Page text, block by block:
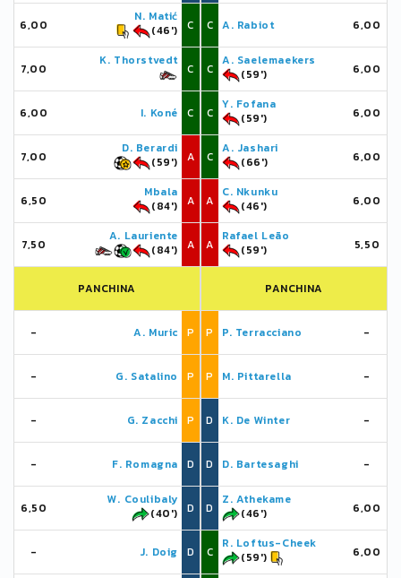
6,00
N. Matić
(46')
C
7,00
K. Thorstvedt
C
6,00 I. Koné C
7,00
D. Berardi
(59')
A
6,50
Mbala
(84')
A
7,50
A. Lauriente
(84')
A
PANCHINA
- A. Muric P
- G. Satalino P
- G. Zacchi P
- F. Romagna D
6,50
W. Coulibaly
(40')
D
- J. Doig D
C A. Rabiot 6,00
C
A. Saelemaekers
(59')
6,00
C
Y. Fofana
(59')
6,00
C
A. Jashari
(66')
6,00
A
C. Nkunku
(46')
6,00
A
Rafael Leão
(59')
5,50
PANCHINA
P P. Terracciano -
P M. Pittarella -
D K. De Winter -
D D. Bartesaghi -
D
Z. Athekame
(46')
6,00
C
R. Loftus-Cheek
(59')
6,00